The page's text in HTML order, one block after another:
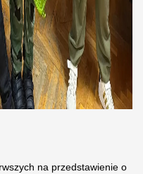
na przedstawienie o